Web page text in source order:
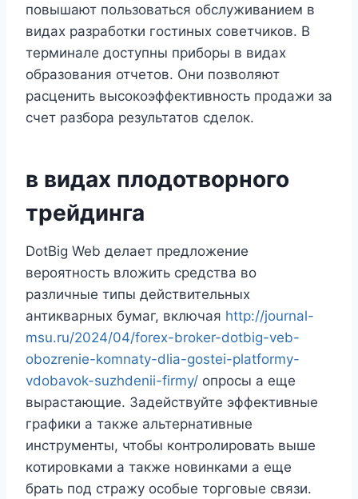
повышают пользоваться обслуживанием в
видах разработки гостиных советчиков. В
терминале доступны приборы в видах
образования отчетов. Они позволяют
расценить высокоэффективность продажи за
счет разбора результатов сделок.
в видах плодотворного
трейдинга
DotBig Web делает предложение
вероятность вложить средства во
различные типы действительных
антикварных бумаг, включая http://journal-
msu.ru/2024/04/forex-broker-dotbig-veb-
obozrenie-komnaty-dlia-gostei-platformy-
vdobavok-suzhdenii-firmy/ опросы а еще
вырастающие. Задействуйте эффективные
графики а также альтернативные
инструменты, чтобы контролировать выше
котировками а также новинками а еще
брать под стражу особые торговые связи.